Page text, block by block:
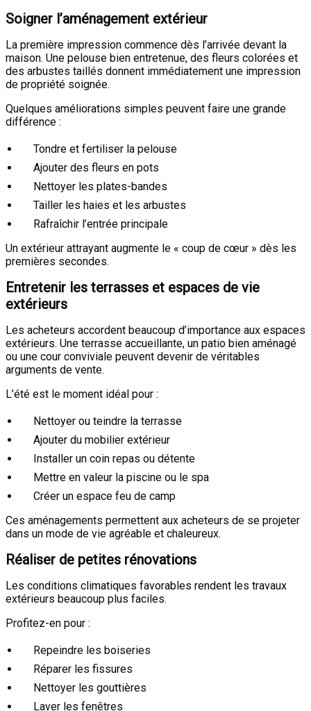
Soigner l’aménagement extérieur
La première impression commence dès l’arrivée devant la
maison. Une pelouse bien entretenue, des fleurs colorées et
des arbustes taillés donnent immédiatement une impression
de propriété soignée.
Quelques améliorations simples peuvent faire une grande
différence :
Tondre et fertiliser la pelouse
Ajouter des fleurs en pots
Nettoyer les plates-bandes
Tailler les haies et les arbustes
Rafraîchir l’entrée principale
Un extérieur attrayant augmente le « coup de cœur » dès les
premières secondes.
Entretenir les terrasses et espaces de vie
extérieurs
Les acheteurs accordent beaucoup d’importance aux espaces
extérieurs. Une terrasse accueillante, un patio bien aménagé
ou une cour conviviale peuvent devenir de véritables
arguments de vente.
L’été est le moment idéal pour :
Nettoyer ou teindre la terrasse
Ajouter du mobilier extérieur
Installer un coin repas ou détente
Mettre en valeur la piscine ou le spa
Créer un espace feu de camp
Ces aménagements permettent aux acheteurs de se projeter
dans un mode de vie agréable et chaleureux.
Réaliser de petites rénovations
Les conditions climatiques favorables rendent les travaux
extérieurs beaucoup plus faciles.
Profitez-en pour :
Repeindre les boiseries
Réparer les fissures
Nettoyer les gouttières
Laver les fenêtres